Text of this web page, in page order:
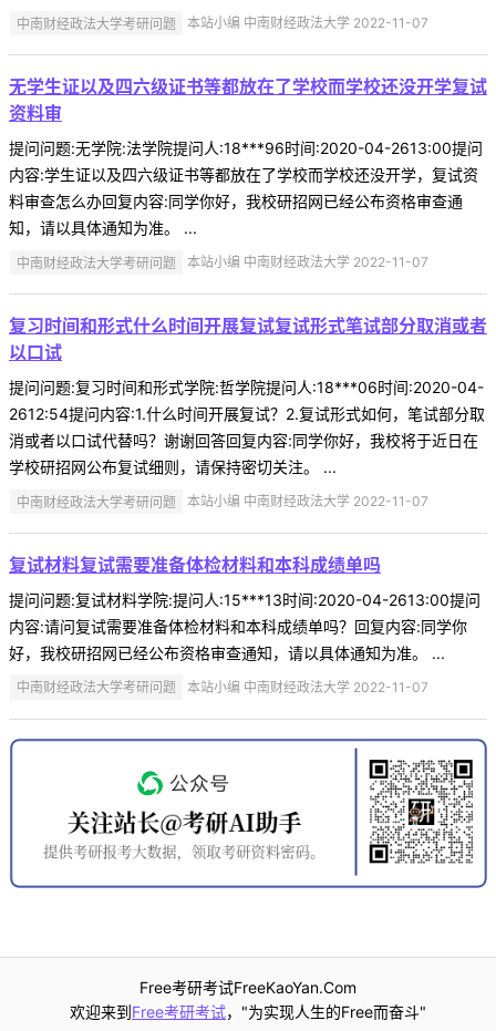
中南财经政法大学考研问题 本站小编 中南财经政法大学 2022-11-07
无学生证以及四六级证书等都放在了学校而学校还没开学复试
资料审
提问问题:无学院:法学院提问人:18***96时间:2020-04-2613:00提问
内容:学生证以及四六级证书等都放在了学校而学校还没开学，复试资
料审查怎么办回复内容:同学你好，我校研招网已经公布资格审查通
知，请以具体通知为准。 ...
中南财经政法大学考研问题 本站小编 中南财经政法大学 2022-11-07
复习时间和形式什么时间开展复试复试形式笔试部分取消或者
以口试
提问问题:复习时间和形式学院:哲学院提问人:18***06时间:2020-04-
2612:54提问内容:1.什么时间开展复试？2.复试形式如何，笔试部分取
消或者以口试代替吗？谢谢回答回复内容:同学你好，我校将于近日在
学校研招网公布复试细则，请保持密切关注。 ...
中南财经政法大学考研问题 本站小编 中南财经政法大学 2022-11-07
复试材料复试需要准备体检材料和本科成绩单吗
提问问题:复试材料学院:提问人:15***13时间:2020-04-2613:00提问
内容:请问复试需要准备体检材料和本科成绩单吗？回复内容:同学你
好，我校研招网已经公布资格审查通知，请以具体通知为准。 ...
中南财经政法大学考研问题 本站小编 中南财经政法大学 2022-11-07
Free考研考试FreeKaoYan.Com
欢迎来到Free考研考试，"为实现人生的Free而奋斗"